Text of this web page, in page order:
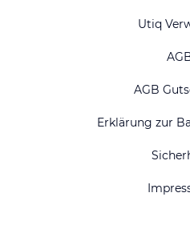
Utiq
AGB
Erklärung zur